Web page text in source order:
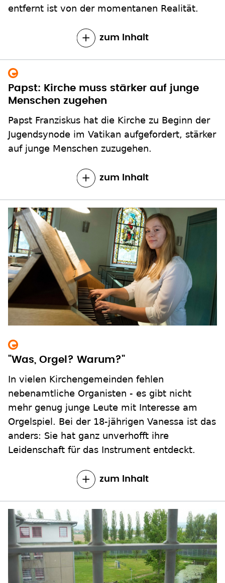
entfernt ist von der momentanen Realität.
zum Inhalt
Papst: Kirche muss stärker auf junge
Menschen zugehen
Papst Franziskus hat die Kirche zu Beginn der
Jugendsynode im Vatikan aufgefordert, stärker
auf junge Menschen zuzugehen.
zum Inhalt
"Was, Orgel? Warum?"
In vielen Kirchengemeinden fehlen
nebenamtliche Organisten - es gibt nicht
mehr genug junge Leute mit Interesse am
Orgelspiel. Bei der 18-jährigen Vanessa ist das
anders: Sie hat ganz unverhofft ihre
Leidenschaft für das Instrument entdeckt.
zum Inhalt